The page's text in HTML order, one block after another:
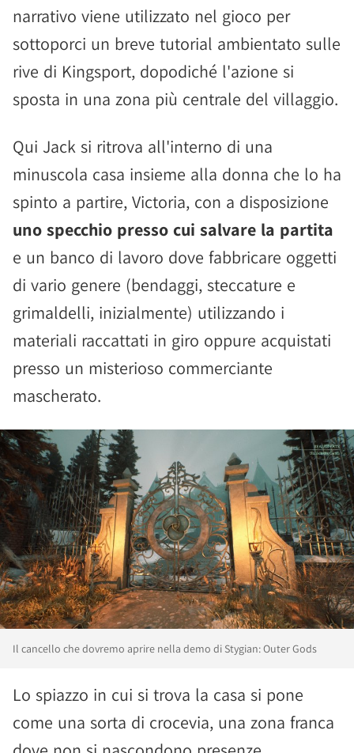
narrativo viene utilizzato nel gioco per
sottoporci un breve tutorial ambientato sulle
rive di Kingsport, dopodiché l'azione si
sposta in una zona più centrale del villaggio.
Qui Jack si ritrova all'interno di una
minuscola casa insieme alla donna che lo ha
spinto a partire, Victoria, con a disposizione
uno specchio presso cui salvare la partita
e un banco di lavoro dove fabbricare oggetti
di vario genere (bendaggi, steccature e
grimaldelli, inizialmente) utilizzando i
materiali raccattati in giro oppure acquistati
presso un misterioso commerciante
mascherato.
Il cancello che dovremo aprire nella demo di Stygian: Outer Gods
Lo spiazzo in cui si trova la casa si pone
come una sorta di crocevia, una zona franca